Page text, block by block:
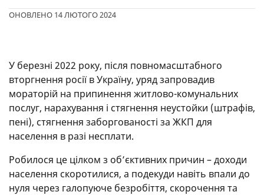
ОНОВЛЕНО 14 ЛЮТОГО 2024
У березні 2022 року, після повномасштабного
вторгнення росії в Україну, уряд запровадив
мораторій на припинення житлово-комунальних
послуг, нарахування і стягнення неустойки (штрафів,
пені), стягнення заборгованості за ЖКП для
населення в разі несплати.
Робилося це цілком з об’єктивних причин – доходи
населення скоротилися, а подекуди навіть впали до
нуля через галопуюче безробіття, скорочення та